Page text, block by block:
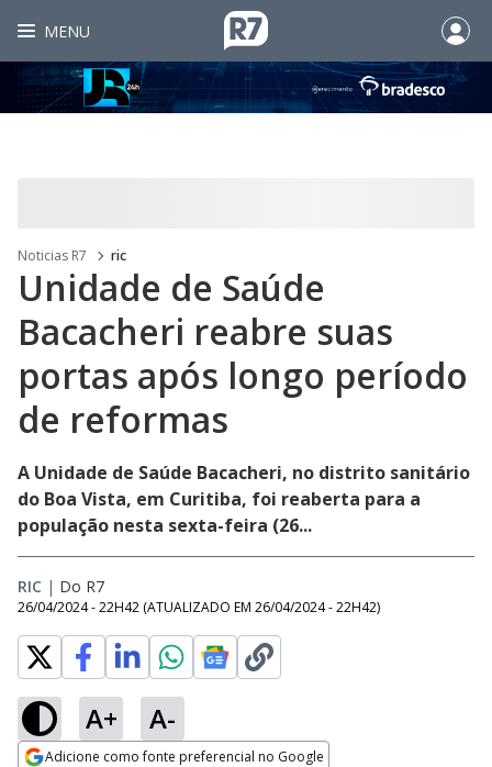
MENU
Noticias R7 ric
Unidade de Saúde
Bacacheri reabre suas
portas após longo período
de reformas
A Unidade de Saúde Bacacheri, no distrito sanitário
do Boa Vista, em Curitiba, foi reaberta para a
população nesta sexta-feira (26...
RIC | Do R7
26/04/2024 - 22H42 (ATUALIZADO EM 26/04/2024 - 22H42)
A+ A-
Adicione como fonte preferencial no Google